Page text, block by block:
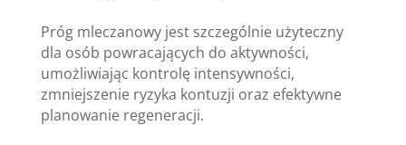
Próg mleczanowy jest szczególnie użyteczny
dla osób powracających do aktywności,
umożliwiając kontrolę intensywności,
zmniejszenie ryzyka kontuzji oraz efektywne
planowanie regeneracji.